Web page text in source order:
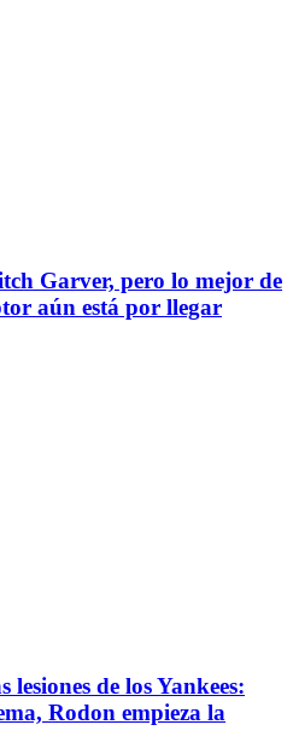
Garver, pero lo mejor de
aún está por llegar
de los Yankees:
Rodon empieza la